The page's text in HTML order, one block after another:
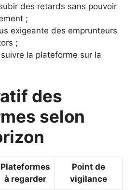
des retards sans pouvoir
;
exigeante des emprunteurs
;
la plateforme sur la
des
selon
Plateformes
à regarder
Point de
vigilance